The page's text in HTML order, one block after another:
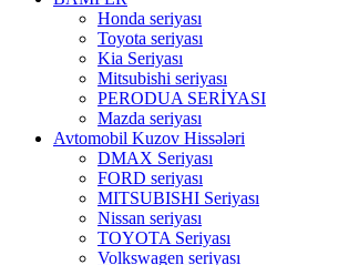
Honda seriyası
Toyota seriyası
Kia Seriyası
Mitsubishi seriyası
PERODUA SERİYASI
Mazda seriyası
Avtomobil Kuzov Hissələri
DMAX Seriyası
FORD seriyası
MITSUBISHI Seriyası
Nissan seriyası
TOYOTA Seriyası
Volkswagen seriyası